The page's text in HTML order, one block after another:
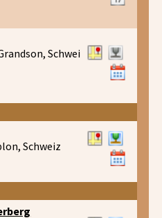
Schwei
Schweiz